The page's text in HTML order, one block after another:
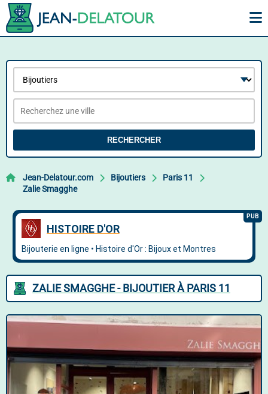
RECHERCHER
Jean-Delatour.com Bijoutiers
Paris 11
Zalie Smagghe
ZALIE SMAGGHE - BIJOUTIER À PARIS 11